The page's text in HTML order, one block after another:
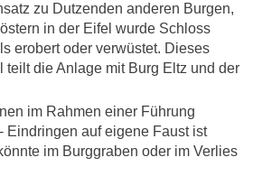
zu Dutzenden anderen Burgen,
in der Eifel wurde Schloss
erobert oder verwüstet. Dieses
teilt die Anlage mit Burg Eltz und der
im Rahmen einer Führung
Eindringen auf eigene Faust ist
im Burggraben oder im Verlies